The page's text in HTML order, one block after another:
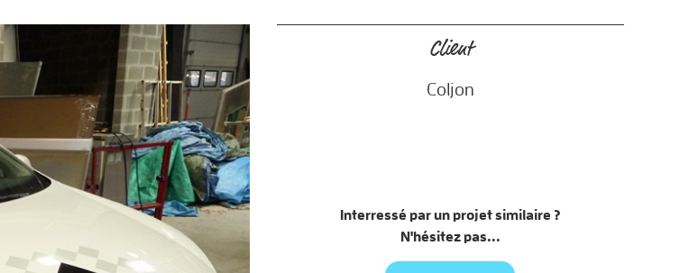
Client
Coljon
Interressé par un projet similaire ?
N'hésitez pas...